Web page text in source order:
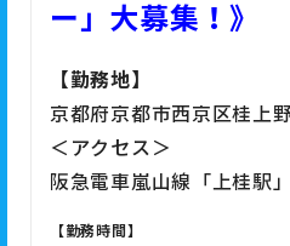
ー」大募集！》
【勤務地】
京都府京都市西京区桂上
＜アクセス＞
阪急電車嵐山線「上桂駅
【勤務時間】